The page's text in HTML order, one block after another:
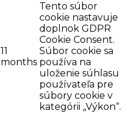
11
months
Tento súbor
cookie nastavuje
doplnok GDPR
Cookie Consent.
Súbor cookie sa
používa na
uloženie súhlasu
používateľa pre
súbory cookie v
kategórii „Výkon“.